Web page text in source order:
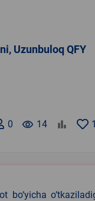
Uzunbuloq QFY
1
remove_red_eye 14
0
bo‘yicha